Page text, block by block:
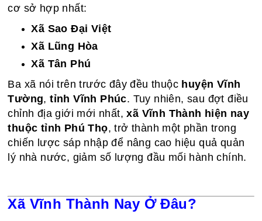
cơ sở hợp nhất:
Xã Sao Đại Việt
Xã Lũng Hòa
Xã Tân Phú
Ba xã nói trên trước đây đều thuộc huyện Vĩnh
Tường,tỉnh Vĩnh Phúc. Tuy nhiên, sau đợt điều
chỉnh địa giới mới nhất,xã Vĩnh Thành hiện nay
thuộc tỉnh Phú Thọ, trở thành một phần trong
chiến lược sáp nhập để nâng cao hiệu quả quản
lý nhà nước, giảm số lượng đầu mối hành chính.
Xã Vĩnh Thành Nay Ở Đâu?